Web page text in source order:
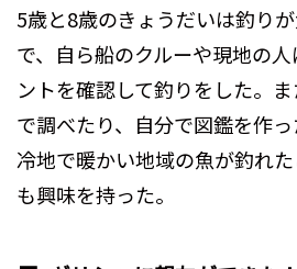
5歳と8歳のきょうだいは釣り
で、自ら船のクルーや現地の
ントを確認して釣りをした。
で調べたり、自分で図鑑を作
冷地で暖かい地域の魚が釣れ
も興味を持った。